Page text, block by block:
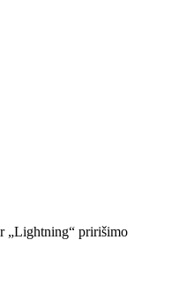
„Lightning“ pririšimo